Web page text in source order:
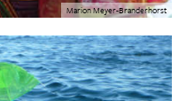
Marion Meyer-Branderhorst